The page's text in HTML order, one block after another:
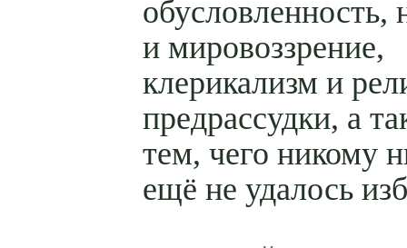
обусловленность,
и мировоззрение,
клерикализм и
предрассудки, а
тем, чего никому
ещё не удалось